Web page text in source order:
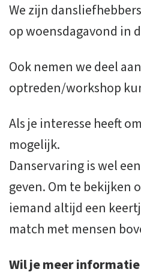
We zijn
op woensdagavond in
Ook nemen we deel
optreden/workshop
Als je interesse heeft
mogelijk.
Danservaring is wel
geven. Om te bekijken
iemand altijd een
match met mensen
Wil je meer